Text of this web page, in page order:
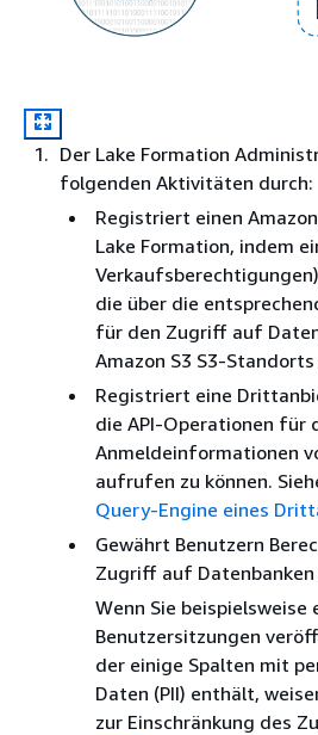
Der Lake Formation
folgenden Aktivitäten durch:
Registriert einen
Lake Formation, indem
die über die
für den Zugriff auf
Amazon S3 S3-
Registriert eine
die API-Operationen für
Anmeldeinformationen
aufrufen zu können.
Query-Engine eines
Gewährt Benutzern
Zugriff auf Datenbanken
Wenn Sie
Benutzersitzungen
der einige Spalten mit
Daten (PII) enthält,
zur Einschränkung des